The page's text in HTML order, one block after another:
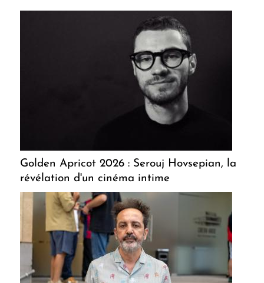
Golden Apricot 2026 : Serouj Hovsepian, la
révélation d'un cinéma intime